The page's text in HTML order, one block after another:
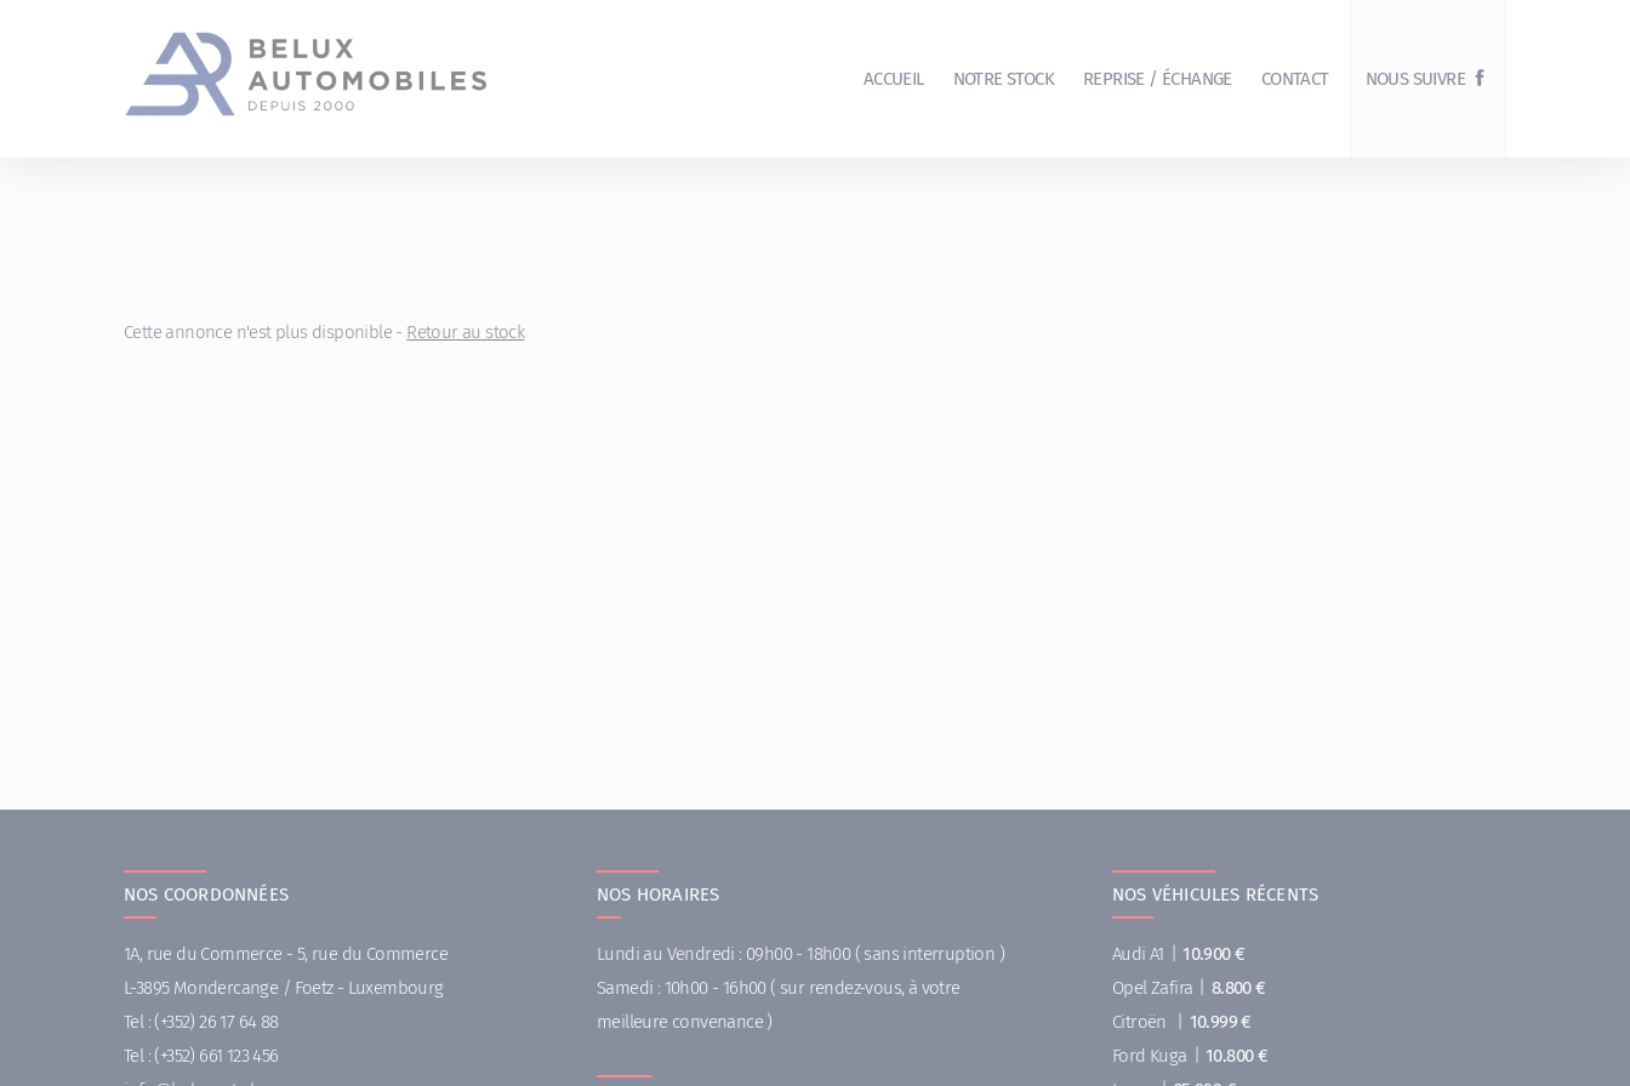
ACCUEIL NOTRE STOCK REPRISE / ÉCHANGE CONTACT NOUS SUIVRE
Cette annonce n'est plus disponible - Retour au stock
NOS COORDONNÉES
1A, rue du Commerce - 5, rue du Commerce
L-3895 Mondercange / Foetz - Luxembourg
Tel : (+352) 26 17 64 88
Tel : (+352) 661 123 456
NOS HORAIRES
Lundi au Vendredi : 09h00 - 18h00 ( sans interruption )
Samedi : 10h00 - 16h00 ( sur rendez-vous, à votre
meilleure convenance )
NOS VÉHICULES RÉCENTS
Audi A1
10.900 €
Opel Zafira
8.800 €
Citroën
10.999 €
Ford Kuga
10.800 €